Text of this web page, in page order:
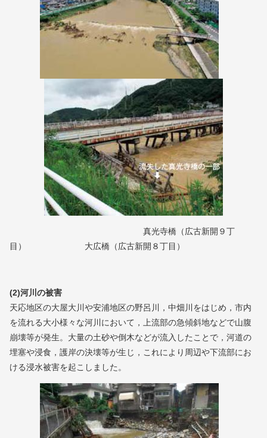
真光寺橋（広古新開９丁
目） 大広橋（広古新開８丁目）
(2)河川の被害
天応地区の大屋大川や安浦地区の野呂川，中畑川をはじめ，市内
を流れる大小様々な河川において，上流部の急傾斜地などで山腹
崩壊等が発生。大量の土砂や倒木などが流入したことで，河道の
埋塞や浸食，護岸の決壊等が生じ，これにより周辺や下流部にお
ける浸水被害を起こしました。